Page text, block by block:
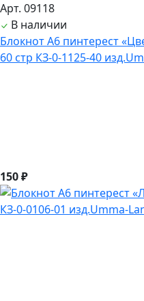
Арт. 09118
В наличии
Блокнот А6 пинтерест
60 стр КЗ-0-1125-40
150 ₽